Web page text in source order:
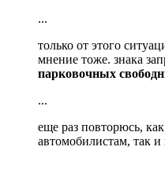
...
только от этого
мнение тоже. знака
парковочных
...
еще раз повторюсь,
автомобилистам, так